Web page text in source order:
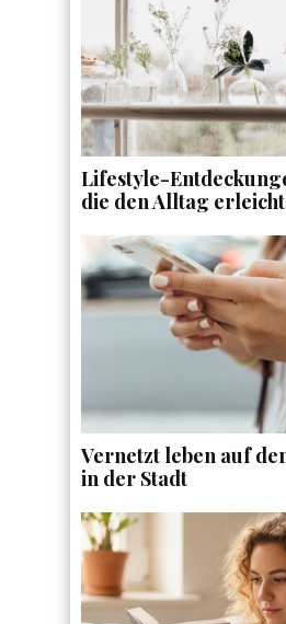
Lifestyle-
die den Alltag
Vernetzt leben auf
in der Stadt